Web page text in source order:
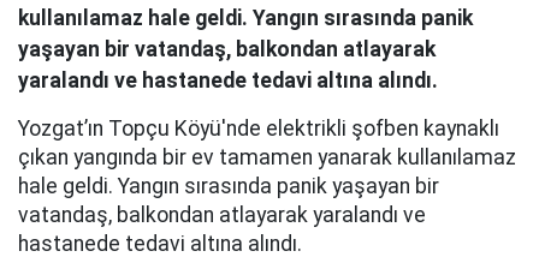
kullanılamaz hale geldi. Yangın sırasında panik
yaşayan bir vatandaş, balkondan atlayarak
yaralandı ve hastanede tedavi altına alındı.
Yozgat’ın Topçu Köyü'nde elektrikli şofben kaynaklı
çıkan yangında bir ev tamamen yanarak kullanılamaz
hale geldi. Yangın sırasında panik yaşayan bir
vatandaş, balkondan atlayarak yaralandı ve
hastanede tedavi altına alındı.